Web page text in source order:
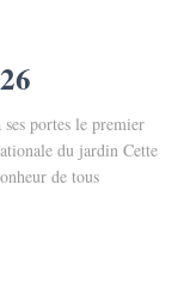
portes le premier
du jardin Cette
de tous